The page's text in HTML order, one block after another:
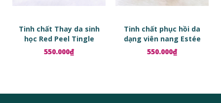
Tinh chất Thay da sinh
học Red Peel Tingle
Serum
550.000₫
Tinh chất phục hồi da
dạng viên nang Estée
Lauder Advanced Night
Repair Ampoules
550.000₫